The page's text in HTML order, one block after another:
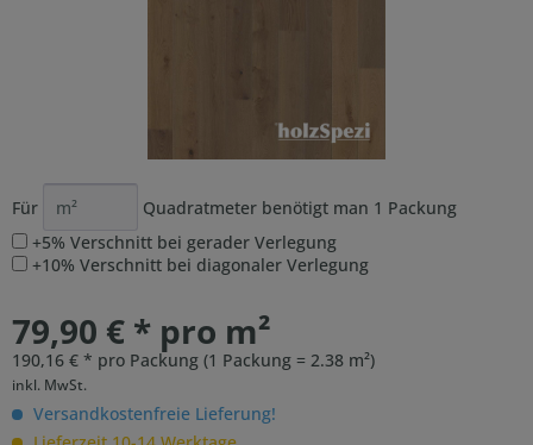
Für Quadratmeter benötigt man 1 Packung
+5% Verschnitt bei gerader Verlegung
+10% Verschnitt bei diagonaler Verlegung
79,90 € * pro m²
190,16 € * pro Packung (1 Packung = 2.38 m²)
inkl. MwSt.
Versandkostenfreie Lieferung!